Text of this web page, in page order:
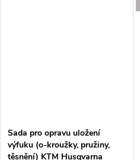
Sada pro opravu uložení
výfuku (o-kroužky, pružiny,
těsnění) KTM Husqvarna